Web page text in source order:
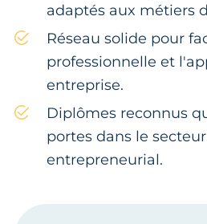
adaptés aux métiers
Réseau solide pour
professionnelle et
entreprise.
Diplômes reconnus
portes dans le
entrepreneurial.